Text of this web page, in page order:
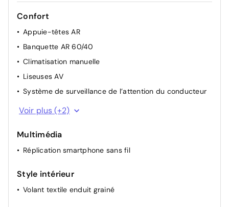
Confort
Appuie-têtes AR
Banquette AR 60/40
Climatisation manuelle
Liseuses AV
Système de surveillance de l’attention du conducteur
Direction assistée
Voir plus (+2)
Multimédia
Réplication smartphone sans fil
Style intérieur
Volant textile enduit grainé